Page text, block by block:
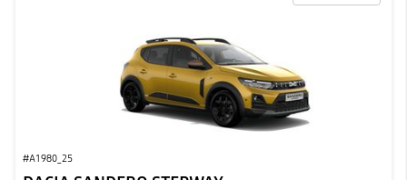
#A1980_25